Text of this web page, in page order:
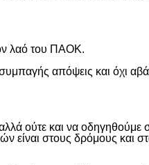
λαό του ΠΑΟΚ.
απόψεις και όχι
ούτε και να οδηγηθούμε
είναι στους δρόμους και